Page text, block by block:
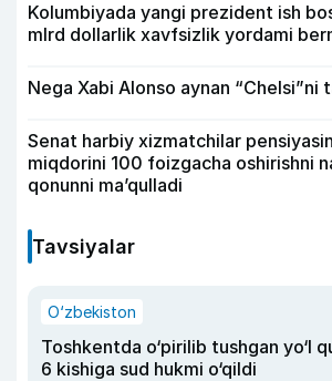
Kolumbiyada yangi prezident ish
mlrd dollarlik xavfsizlik yordami
Nega Xabi Alonso aynan “Chelsi”ni
Senat harbiy xizmatchilar
miqdorini 100 foizgacha oshirishni
qonunni ma’qulladi
Tavsiyalar
O‘zbekiston
Toshkentda o‘pirilib tushgan yo‘l
6 kishiga sud hukmi o‘qildi